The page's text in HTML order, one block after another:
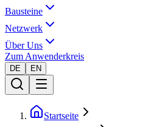
Bausteine
Netzwerk
Über Uns
Zum Anwenderkreis
DE EN
Startseite